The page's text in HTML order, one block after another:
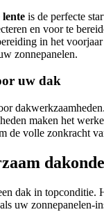
is de perfecte
en voor te
in het
zonnepanelen.
uw dak
maken het
de volle zonkracht
dak in topconditie.
uw zonnepanelen-